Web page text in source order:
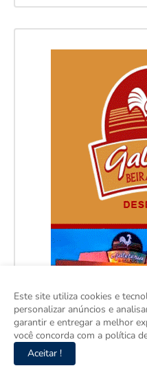
Este site utiliza cookies e
personalizar anúncios e
garantir e entregar a melhor
você concorda com a política
Aceitar !